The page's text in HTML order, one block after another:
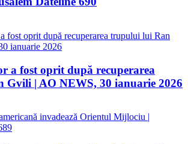
a fost oprit după recuperarea
| AO NEWS, 30 ianuarie 2026